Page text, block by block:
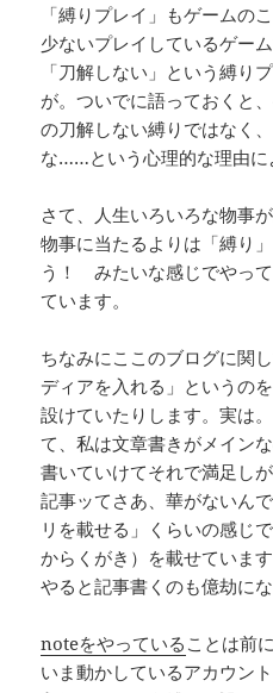
「縛りプレイ」もゲームの
少ないプレイしているゲー
「刀解しない」という縛り
が。ついでに語っておくと
の刀解しない縛りではなく
な……という心理的な理由に
さて、人生いろいろな物事
物事に当たるよりは「縛り
う！ みたいな感じでやっ
ています。
ちなみにここのブログに関
ディアを入れる」というの
設けていたりします。実は
て、私は文章書きがメイン
書いていけてそれで満足し
記事ッてさあ、華がないん
リを載せる」くらいの感じ
からくがき）を載せていま
やると記事書くのも億劫にな
noteをやっている ことは前
いま動かしているアカウン